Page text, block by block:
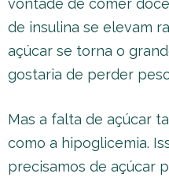
vontade de comer
de insulina se elevam
açúcar se torna o
gostaria de perder
Mas a falta de açúcar
como a hipoglicemia.
precisamos de açúcar